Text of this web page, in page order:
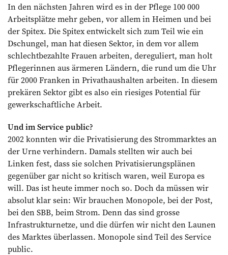
In den nächsten Jahren wird es in der Pflege 100 000
Arbeitsplätze mehr geben, vor allem in Heimen und bei
der Spitex. Die Spitex entwickelt sich zum Teil wie ein
Dschungel, man hat diesen Sektor, in dem vor allem
schlechtbezahlte Frauen arbeiten, dereguliert, man holt
Pflegerinnen aus ärmeren Ländern, die rund um die Uhr
für 2000 Franken in Privathaushalten arbeiten. In diesem
prekären Sektor gibt es also ein riesiges Potential für
gewerkschaftliche Arbeit.
Und im Service public?
2002 konnten wir die Privatisierung des Strommarktes an
der Urne verhindern. Damals stellten wir auch bei
Linken fest, dass sie solchen Privatisierungsplänen
gegenüber gar nicht so kritisch waren, weil Europa es
will. Das ist heute immer noch so. Doch da müssen wir
absolut klar sein: Wir brauchen Monopole, bei der Post,
bei den SBB, beim Strom. Denn das sind grosse
Infrastrukturnetze, und die dürfen wir nicht den Launen
des Marktes überlassen. Monopole sind Teil des Service
public.